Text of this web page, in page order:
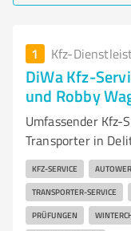
1 Kfz-
DiWa Kfz-
und Robby
Umfassender Kfz-
Transporter in
KFZ-SERVICE
TRANSPORTER-SERVICE
PRÜFUNGEN